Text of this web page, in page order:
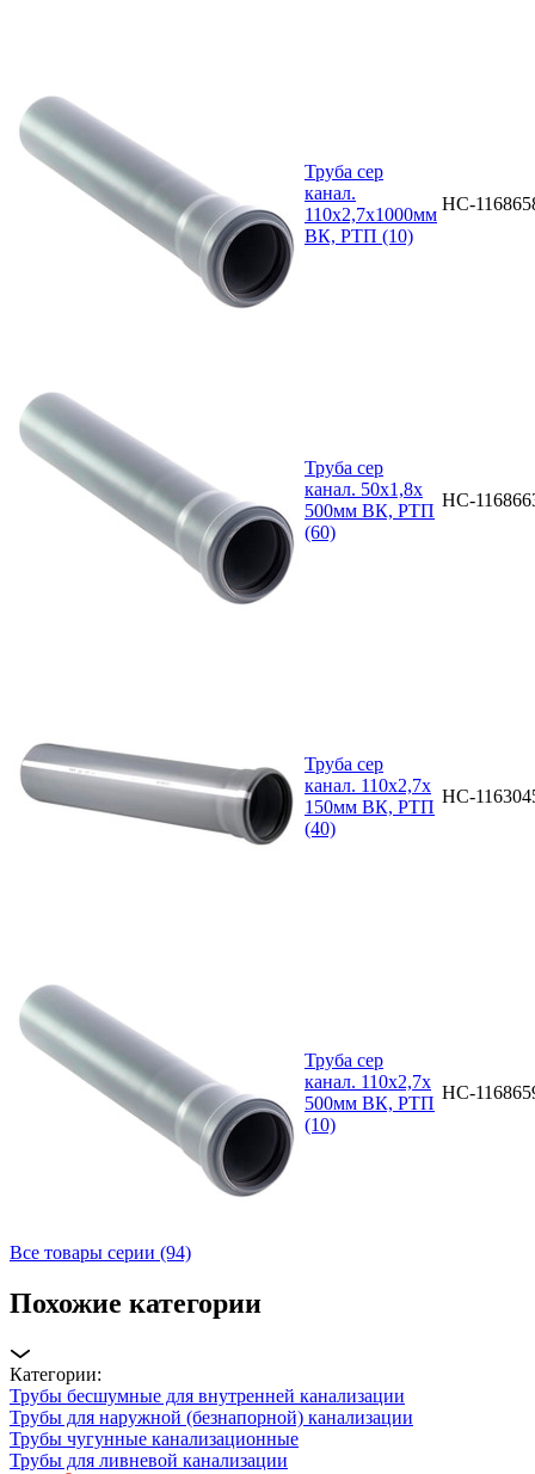
Труба сер
канал.
110х2,7х1000мм
ВК, РТП (10)
НС-
Труба сер
канал. 50х1,8х
500мм ВК, РТП
(60)
НС-
Труба сер
канал. 110х2,7х
150мм ВК, РТП
(40)
НС-
Труба сер
канал. 110х2,7х
500мм ВК, РТП
(10)
НС-
Все товары серии (94)
Похожие категории
Категории:
Трубы бесшумные для внутренней канализации
Трубы для наружной (безнапорной) канализации
Трубы чугунные канализационные
Трубы для ливневой канализации